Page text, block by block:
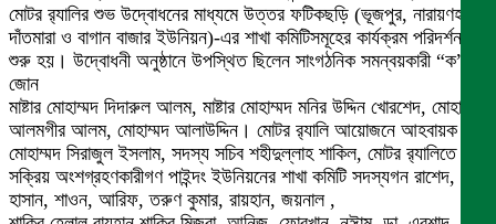
মোটর র‌্যালির শুভ উদ্বোধনের মাধ্যমে উত্তর ফটিকছড়ি (ভূজপুর, নারায়ণহাট,
দাঁতমারা ও বাগান বাজার ইউনিয়ন)-এর শাখা কমিটিসমূহের কার্যক্রম পরিদর্শন
শুরু হয়। উদ্বোধনী অনুষ্ঠানে উপস্থিত ছিলেন সাংগঠনিক সমন্বয়কারী “ক”
জোন
মাষ্টার মোহাম্মদ দিদারুল আলম, মাষ্টার মোহাম্মদ মনির উদ্দিন খোরশেদ, মোহাম্মদ
আলমগীর আলম, মোহাম্মদ আলাউদ্দিন। মোটর র‌্যালি আয়োজনে আহবায়ক
মোহাম্মদ সিরাজুল ইসলাম, সদস্য সচিব শহীদুল্লাহ শাকিল, মোটর র‌্যালিতে
সক্রিয় অংশগ্রহণকারীগণ পাইন্দং ইউনিয়নের শাখা কমিটি সদস্যগন রাশেদ,
হাসান, শাওন, আরিফ, তরুণ কুমার, রায়হান, জয়নাল ,